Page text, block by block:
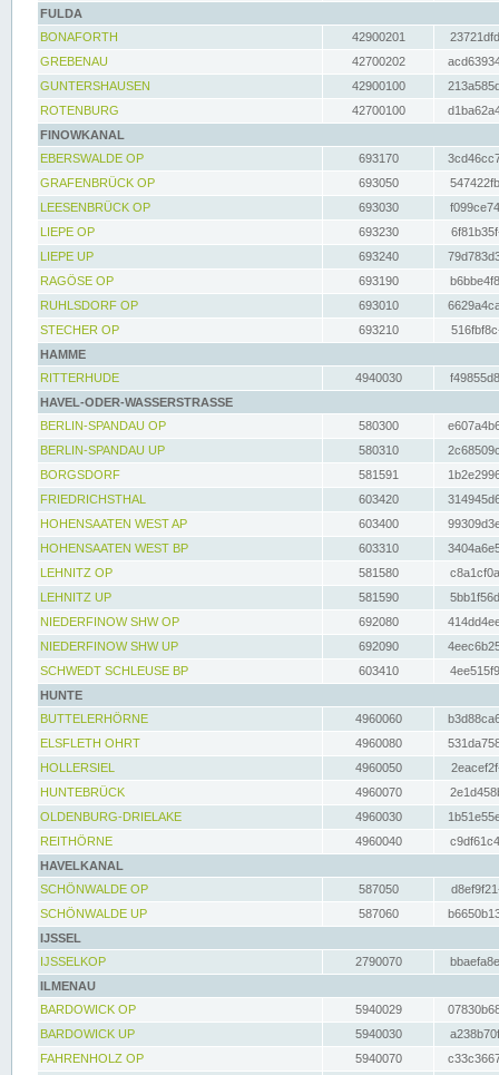
FULDA
BONAFORTH
42900201
GREBENAU
42700202
GUNTERSHAUSEN
42900100
ROTENBURG
42700100
FINOWKANAL
EBERSWALDE OP
693170
GRAFENBRÜCK OP
693050
LEESENBRÜCK OP
693030
LIEPE OP
693230
LIEPE UP
693240
RAGÖSE OP
693190
RUHLSDORF OP
693010
STECHER OP
693210
HAMME
RITTERHUDE
4940030
HAVEL-ODER-WASSERSTRASSE
BERLIN-SPANDAU OP
580300
BERLIN-SPANDAU UP
580310
BORGSDORF
581591
FRIEDRICHSTHAL
603420
HOHENSAATEN WEST AP
603400
HOHENSAATEN WEST BP
603310
LEHNITZ OP
581580
LEHNITZ UP
581590
NIEDERFINOW SHW OP
692080
NIEDERFINOW SHW UP
692090
SCHWEDT SCHLEUSE BP
603410
HUNTE
BUTTELERHÖRNE
4960060
ELSFLETH OHRT
4960080
HOLLERSIEL
4960050
HUNTEBRÜCK
4960070
OLDENBURG-DRIELAKE
4960030
REITHÖRNE
4960040
HAVELKANAL
SCHÖNWALDE OP
587050
SCHÖNWALDE UP
587060
IJSSEL
IJSSELKOP
2790070
ILMENAU
BARDOWICK OP
5940029
BARDOWICK UP
5940030
FAHRENHOLZ OP
5940070